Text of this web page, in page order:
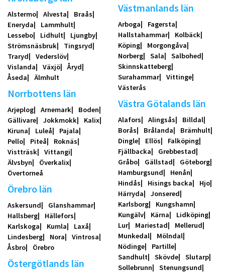
Alstermo Alvesta
Braås
Eneryda
Lammhult
Lessebo
Lidhult
Ljungby
Strömsnäsbruk
Tingsryd
Traryd
Vederslöv
Vislanda
Växjö
Åryd
Åseda
Älmhult
Norrbottens län
Arjeplog Arnemark
Boden
Gällivare
Jokkmokk
Kalix
Kiruna
Luleå
Pajala
Pello
Piteå
Roknäs
Vistträsk
Vittangi
Älvsbyn
Överkalix
Övertorneå
Örebro län
Askersund
Glanshammar
Hallsberg
Hällefors
Karlskoga
Kumla
Laxå
Lindesberg
Nora
Vintrosa
Åsbro
Örebro
Östergötlands län
Västmanlands län
Arboga
Fagersta
Hallstahammar
Kolbäck
Köping
Morgongåva
Norberg
Sala
Salbohed
Skinnskatteberg
Surahammar
Vittinge
Västerås
Västra Götalands län
Alafors Alingsås
Billdal
Borås
Brålanda
Brämhult
Dingle
Ellös
Falköping
Fjällbacka
Grebbestad
Gråbo
Gällstad
Göteborg
Hamburgsund
Henån
Hindås
Hisings backa
Hjo
Härryda
Jonsered
Karlsborg
Kungshamn
Kungälv
Kärna
Lidköping
Lur
Mariestad
Mellerud
Munkedal
Mölndal
Nödinge
Partille
Sandhult
Skövde
Slutarp
Sollebrunn
Stenungsund